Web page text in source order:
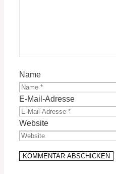
Name
E-Mail-Adresse
Website